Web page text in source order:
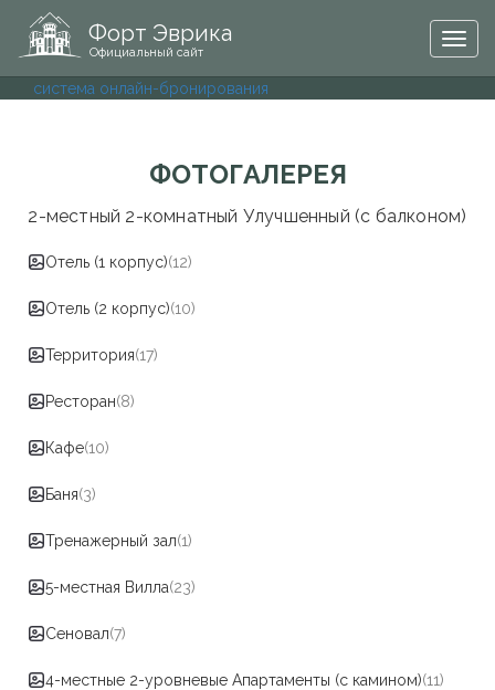
Форт Эврика
Официальный сайт
система онлайн-бронирования
ФОТОГАЛЕРЕЯ
2-местный 2-комнатный Улучшенный (с балконом)
Отель (1 корпус)(12)
Отель (2 корпус)(10)
Территория(17)
Ресторан(8)
Кафе(10)
Баня(3)
Тренажерный зал(1)
5-местная Вилла(23)
Сеновал(7)
4-местные 2-уровневые Апартаменты (с камином)(11)